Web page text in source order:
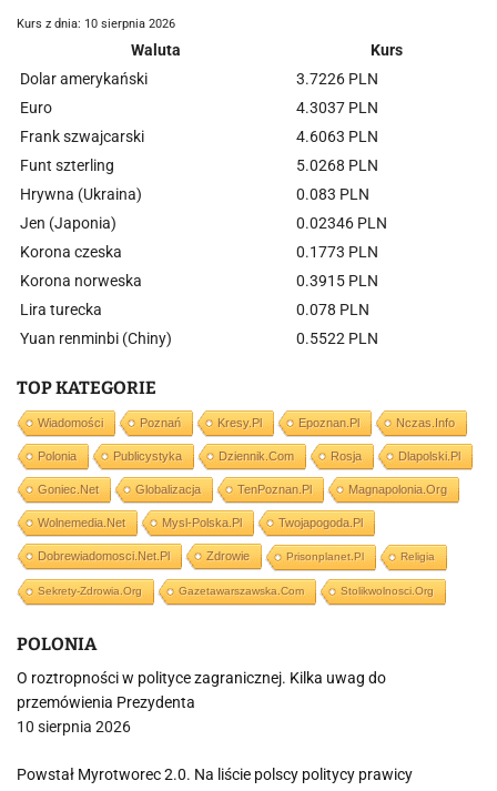
Kurs z dnia: 10 sierpnia 2026
Waluta
Kurs
Dolar amerykański
3.7226 PLN
Euro
4.3037 PLN
Frank szwajcarski
4.6063 PLN
Funt szterling
5.0268 PLN
Hrywna (Ukraina)
0.083 PLN
Jen (Japonia)
0.02346 PLN
Korona czeska
0.1773 PLN
Korona norweska
0.3915 PLN
Lira turecka
0.078 PLN
Yuan renminbi (Chiny)
0.5522 PLN
TOP KATEGORIE
Wiadomości Poznań Kresy.pl Epoznan.pl Nczas.info
Polonia Publicystyka Dziennik.com Rosja Dlapolski.pl
Goniec.net Globalizacja TenPoznan.pl Magnapolonia.org
Wolnemedia.net Mysl-Polska.pl Twojapogoda.pl
Dobrewiadomosci.net.pl Zdrowie Prisonplanet.pl Religia
Sekrety-Zdrowia.org Gazetawarszawska.com Stolikwolnosci.org
POLONIA
O roztropności w polityce zagranicznej. Kilka uwag do
przemówienia Prezydenta
10 sierpnia 2026
Powstał Myrotworec 2.0. Na liście polscy politycy prawicy